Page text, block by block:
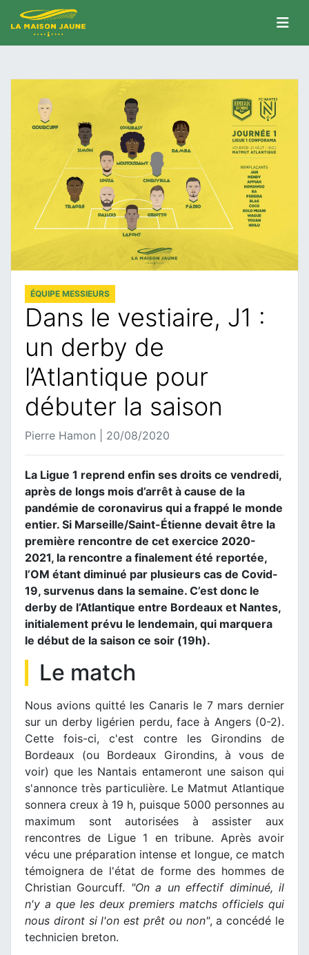
ÉQUIPE MESSIEURS
Dans le vestiaire, J1 :
un derby de
l’Atlantique pour
débuter la saison
Pierre Hamon | 20/08/2020
La Ligue 1 reprend enfin ses droits ce vendredi,
après de longs mois d’arrêt à cause de la
pandémie de coronavirus qui a frappé le monde
entier. Si Marseille/Saint-Étienne devait être la
première rencontre de cet exercice 2020-
2021, la rencontre a finalement été reportée,
l’OM étant diminué par plusieurs cas de Covid-
19, survenus dans la semaine. C’est donc le
derby de l’Atlantique entre Bordeaux et Nantes,
initialement prévu le lendemain, qui marquera
le début de la saison ce soir (19h).
Le match
Nous avions quitté les Canaris le 7 mars dernier
sur un derby ligérien perdu, face à Angers (0-2).
Cette fois-ci, c'est contre les Girondins de
Bordeaux (ou Bordeaux Girondins, à vous de
voir) que les Nantais entameront une saison qui
s'annonce très particulière. Le Matmut Atlantique
sonnera creux à 19 h, puisque 5000 personnes au
maximum sont autorisées à assister aux
rencontres de Ligue 1 en tribune. Après avoir
vécu une préparation intense et longue, ce match
témoignera de l'état de forme des hommes de
Christian Gourcuff. "On a un effectif diminué, il
n'y a que les deux premiers matchs officiels qui
nous diront si l'on est prêt ou non", a concédé le
technicien breton.